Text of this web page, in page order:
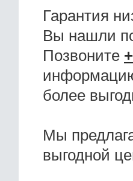
Гарантия
Вы нашли
Позвоните
более
Мы
выгодной